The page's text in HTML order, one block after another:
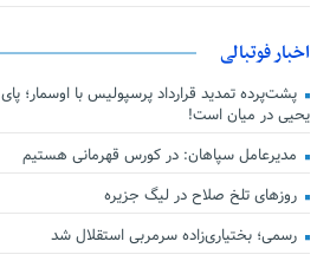
اخبار فوتبالی
پشت‌پرده تمدید قرارداد پرسپولیس با اوسمار؛ پای
یحیی در میان است!
مدیرعامل سپاهان: در کورس قهرمانی هستیم
روزهای تلخ صلاح در لیگ جزیره
رسمی؛ بختیاری‌زاده سرمربی استقلال شد